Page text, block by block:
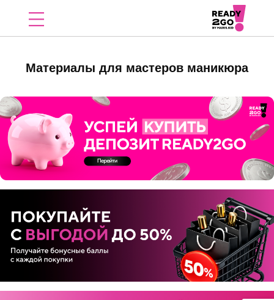
Материалы для мастеров маникюра